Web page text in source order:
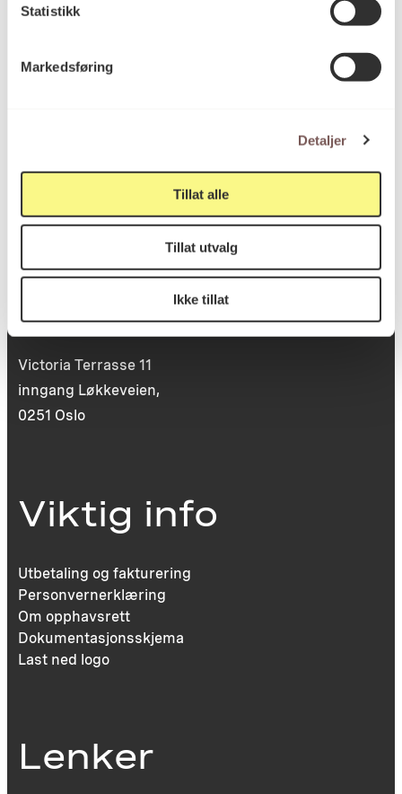
Statistikk
Markedsføring
Detaljer
Tillat alle
Tillat utvalg
Ikke tillat
Postadresse
post@koro.no
Besøksadresse
Victoria Terrasse 11
inngang Løkkeveien,
0251 Oslo
Viktig info
Utbetaling og fakturering
Personvernerklæring
Om opphavsrett
Dokumentasjonsskjema
Last ned logo
Lenker